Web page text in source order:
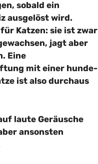
sobald ein
ausgelöst wird.
Katzen: sie ist zwar
jagt aber
Eine
mit einer hunde-
ist also durchaus
laute Geräusche
ansonsten